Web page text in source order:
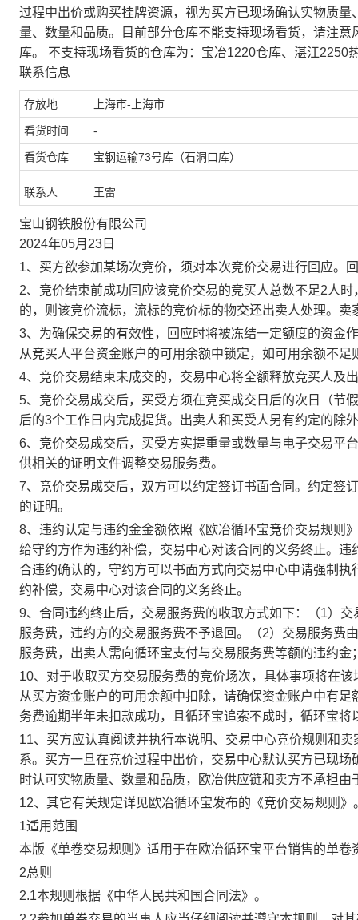
过程中出价或购买挂牌资源，视为买方已现场确认实物质
量、数量和品质。目前部分仓库不能支持现场看货，请注
库。 不支持现场看货的仓库为：宝冶1220仓库、湛江2250
联系信息
存放地 上海市-上海市
看货时间 -
看货仓库 宝钢运输73号库（石洞口库）
联系人 王雷
宝山钢铁股份有限公司
2024年05月23日
1、买方欲参加某场次竞价，须对本次竞价交易进行回应。
2、竞价结束前成功回应该竞价交易的竞买人总数不足2人
的，则该竞价流标，流标的竞价标的物交还出卖人处理。
3、为确保交易的有效性，回应时将被冻结一定额度的资金
从竞买人平台资金账户的可用余额中锁定，如可用余额不足
4、竞价交易结束未成交的，交易中心将全额释放竞买人及
5、竞价交易成交后，买受方须在竞买成交日后的次日（节
后的3个工作日内完成提货。出卖人和买受人另有约定的除
6、竞价交易成交后，买受方实提重量或数量与电子交易平
供相关的证明文件调整交易服务费。
7、竞价交易成交后，双方可以约定签订书面合同。约定签
的证明。
8、违约认定与违约金金额依照《欧冶循环宝竞价交易规则
给守约方作为违约补偿，交易中心对该合同的义务终止。
合违约确认的，守约方可以书面方式向交易中心申请强制
约补偿，交易中心对该合同的义务终止。
9、合同违约终止后，交易服务费的收取方式如下：（1）
服务费，违约方的交易服务费不予退回。（2）交易服务费
服务费，出卖人需向循环宝支付与交易服务费等额的违约
10、对于收取买方交易服务费的竞价场次，具体事项将在
从买方资金账户的可用余额中扣除，请确保资金账户中有
务费逾期半年未扣款成功，且循环宝追索不成时，循环宝将
11、买方应认真阅读并执行本说明、交易中心竞价规则和
系。买方一旦在竞价过程中出价，交易中心默认买方已现
时认可实物质量、数量和品质，欧冶供应链和卖方不承担由
12、其它有关规定详见欧冶循环宝发布的《竞价交易规则》
1适用范围
本版《单卷交易规则》适用于在欧冶循环宝平台销售的单卷
2总则
2.1本规则根据《中华人民共和国合同法》。